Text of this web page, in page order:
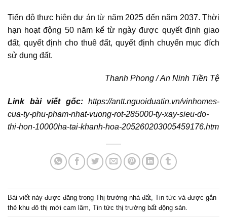
Tiến độ thực hiện dự án từ năm 2025 đến năm 2037. Thời
hạn hoạt động 50 năm kể từ ngày được quyết định giao
đất, quyết định cho thuê đất, quyết định chuyển mục đích
sử dụng đất.
Thanh Phong / An Ninh Tiền Tệ
Link bài viết gốc:https://antt.nguoiduatin.vn/vinhomes-
cua-ty-phu-pham-nhat-vuong-rot-285000-ty-xay-sieu-do-
thi-hon-10000ha-tai-khanh-hoa-205260203005459176.htm
Bài viết này được đăng trong Thị trường nhà đất Tin tức và được gắn
thẻ khu đô thị mới cam lâm Tin tức thị trường bất động sản